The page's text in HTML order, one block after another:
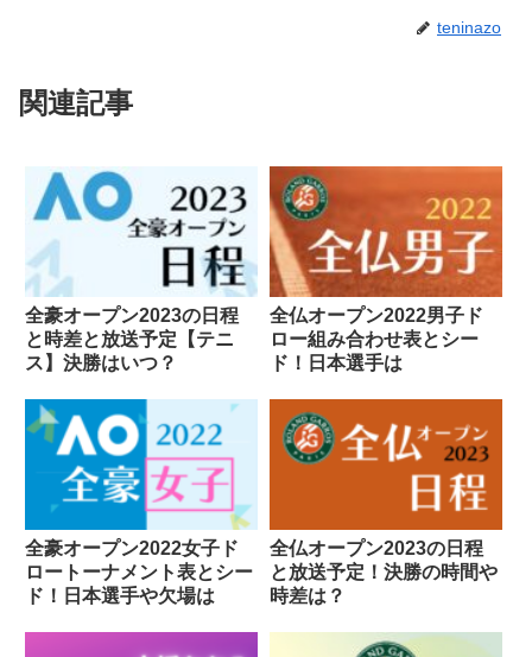
teninazo
関連記事
全豪オープン2023の日程
と時差と放送予定【テニ
ス】決勝はいつ？
全仏オープン2022男子ド
ロー組み合わせ表とシー
ド！日本選手は
全豪オープン2022女子ド
ロートーナメント表とシー
ド！日本選手や欠場は
全仏オープン2023の日程
と放送予定！決勝の時間や
時差は？